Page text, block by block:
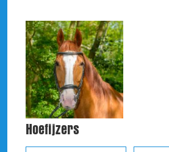
Hoefijzers